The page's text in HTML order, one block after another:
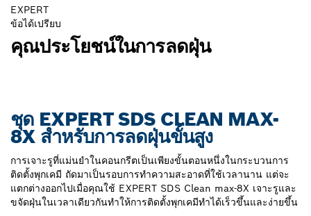
EXPERT
ข้อได้เปรียบ
คุณประโยชน์ในการลดฝุ่น
ชุด EXPERT SDS CLEAN MAX-
8X สำหรับการลดฝุ่นขั้นสูง
การเจาะรูที่แม่นยําในคอนกรีตเป็นเพียงขั้นตอนหนึ่งในกระบวนการ
ติดตั้งพุกเคมี ถัดมาเป็นรอบการทําความสะอาดที่ใช้เวลานาน แต่จะ
แตกต่างออกไปเมื่อคุณใช้ EXPERT SDS Clean max-8X เจาะรูและ
ขจัดฝุ่นในเวลาเดียวกันทําให้การติดตั้งพุกเคมีทำได้เร็วขึ้นและง่ายขึ้น